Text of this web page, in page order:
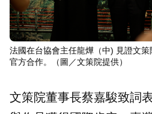
法國在台協會主任龍燁（中) 見證文
官方合作。（圖／文策院提供）
文策院董事長蔡嘉駿致詞